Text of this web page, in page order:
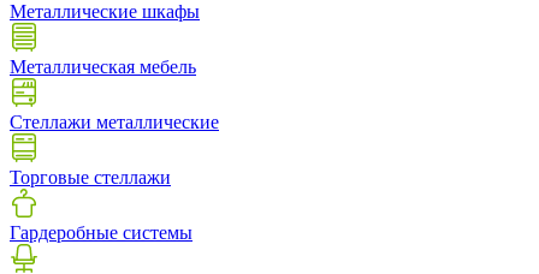
Металлические шкафы
Металлическая мебель
Стеллажи металлические
Торговые стеллажи
Гардеробные системы